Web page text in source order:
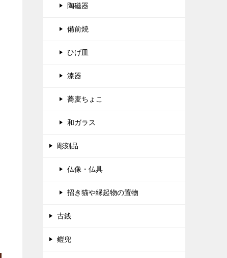
陶磁器
備前焼
ひげ皿
漆器
蕎麦ちょこ
和ガラス
彫刻品
仏像・仏具
招き猫や縁起物の置物
古銭
鎧兜